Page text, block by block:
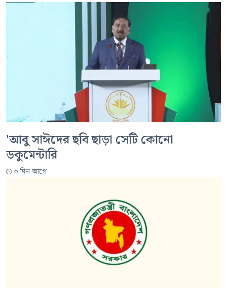
'আবু সাঈদের ছবি ছাড়া সেটি কোনো
ডকুমেন্টারি
৩ দিন আগে